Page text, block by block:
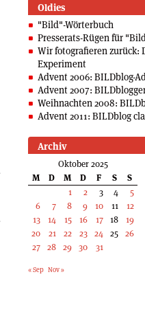
Oldies
"Bild"-Wörterbuch
Presserats-Rügen für
Wir fotografieren zurück:
Experiment
Advent 2006: BILDblog-
Advent 2007:
Weihnachten 2008:
Advent 2011: BILDblog
Archiv
Oktober 2025
M
D M D F S
S
1
2 3 4
5
6
7 8 9 10 11
12
13
14 15 16 17 18
19
20
21 22 23 24 25 26
27 28 29 30 31
« Sep Nov »